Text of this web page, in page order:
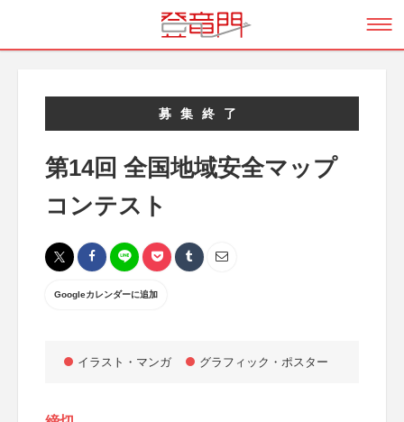
募集終了
第14回 全国地域安全マップ
コンテスト
Googleカレンダーに追加
イラスト・マンガ グラフィック・ポスター